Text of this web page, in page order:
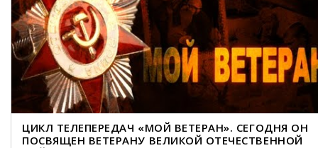
ЦИКЛ ТЕЛЕПЕРЕДАЧ «МОЙ ВЕТЕРАН». СЕГОДНЯ ОН
ПОСВЯЩЕН ВЕТЕРАНУ ВЕЛИКОЙ ОТЕЧЕСТВЕННОЙ